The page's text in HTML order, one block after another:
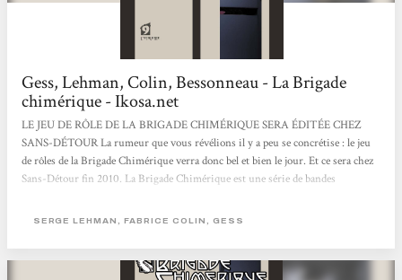
Gess, Lehman, Colin, Bessonneau - La Brigade
chimérique - Ikosa.net
LE JEU DE RÔLE DE LA BRIGADE CHIMÉRIQUE SERA ÉDITÉE CHEZ
SANS-DÉTOUR La rumeur que vous révélions il y a peu se concrétise : le jeu
de rôles de la Brigade Chimérique verra donc bel et bien le jour. Et ce sera chez
Sans-Détour fin 2010. La Brigade Chimérique est une série de bandes
sont déjà parus chez l’Atalante. Son traitement original du thème des super-
semblaient...
SERGE LEHMAN, FABRICE COLIN, GESS